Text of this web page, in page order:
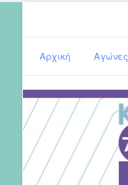
Αρχική Αγώνες